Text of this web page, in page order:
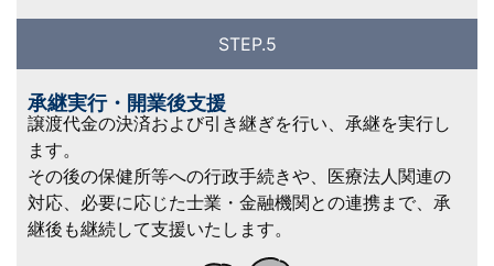
STEP.5
承継実行・開業後支援
譲渡代金の決済および引き継ぎを行い、承継を実行し
ます。
その後の保健所等への行政手続きや、医療法人関連の
対応、必要に応じた士業・金融機関との連携まで、承
継後も継続して支援いたします。